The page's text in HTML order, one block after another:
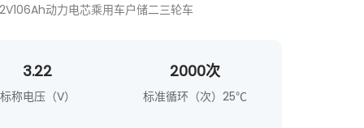
动力电芯乘用车户储二三轮车
3.22
标称电压（V）
2000次
标准循环（次）25℃